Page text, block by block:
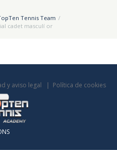
Tennis Team
cadet masculí or
y aviso legal Política de cookies